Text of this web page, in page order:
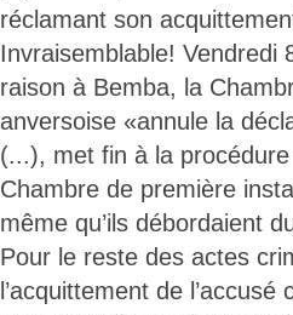
réclamant son
Invraisemblable! Vendredi
raison à Bemba, la
anversoise «annule la
(...), met fin à la
Chambre de première
même qu’ils débordaient
Pour le reste des actes
l’acquittement de